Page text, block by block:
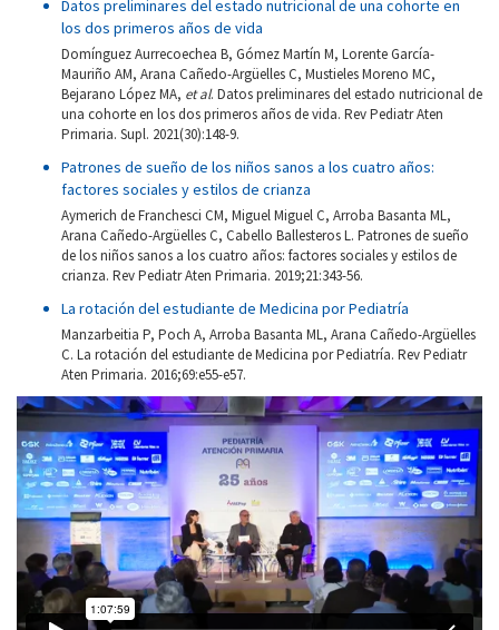
Datos preliminares del estado nutricional de una cohorte en
los dos primeros años de vida
Domínguez Aurrecoechea B, Gómez Martín M, Lorente García-
Mauriño AM, Arana Cañedo-Argüelles C, Mustieles Moreno MC,
Bejarano López MA, et al. Datos preliminares del estado nutricional de
una cohorte en los dos primeros años de vida. Rev Pediatr Aten
Primaria. Supl. 2021(30):148-9.
Patrones de sueño de los niños sanos a los cuatro años:
factores sociales y estilos de crianza
Aymerich de Franchesci CM, Miguel Miguel C, Arroba Basanta ML,
Arana Cañedo-Argüelles C, Cabello Ballesteros L. Patrones de sueño
de los niños sanos a los cuatro años: factores sociales y estilos de
crianza. Rev Pediatr Aten Primaria. 2019;21:343-56.
La rotación del estudiante de Medicina por Pediatría
Manzarbeitia P, Poch A, Arroba Basanta ML, Arana Cañedo-Argüelles
C. La rotación del estudiante de Medicina por Pediatría. Rev Pediatr
Aten Primaria. 2016;69:e55-e57.